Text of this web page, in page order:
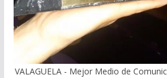
VALAGUELA - Mejor Medio de